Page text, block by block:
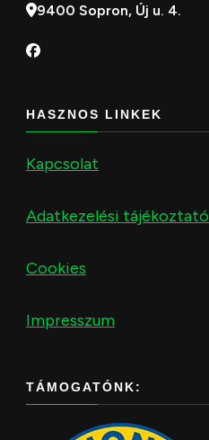
9400 Sopron, Új u. 4.
HASZNOS LINKEK
Kapcsolat
Adatkezelési tájékoztató
Cookies
Impresszum
TÁMOGATÓNK: